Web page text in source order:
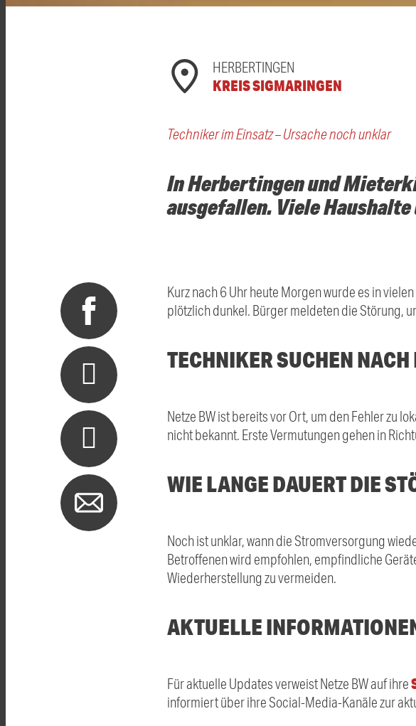
HERBERTINGEN
KREIS SIGMARINGEN
Techniker im Einsatz – Ursache noch unklar
In Herbertingen und
ausgefallen. Viele
Kurz nach 6 Uhr heute Morgen wurde es in
plötzlich dunkel. Bürger meldeten die Störung,
TECHNIKER SUCHEN NACH
Netze BW ist bereits vor Ort, um den Fehler zu
nicht bekannt. Erste Vermutungen gehen in
WIE LANGE DAUERT DIE
Noch ist unklar, wann die Stromversorgung
Betroffenen wird empfohlen, empfindliche
Wiederherstellung zu vermeiden.
AKTUELLE
Für aktuelle Updates verweist Netze BW auf ihre
informiert über ihre Social-Media-Kanäle zur